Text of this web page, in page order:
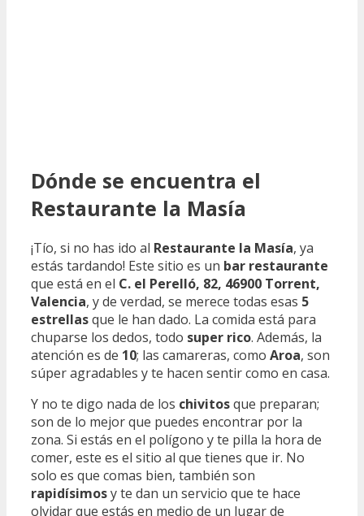
Dónde se encuentra el
Restaurante la Masía
¡Tío, si no has ido al Restaurante la Masía, ya
estás tardando! Este sitio es un bar restaurante
que está en el C. el Perelló, 82, 46900 Torrent,
Valencia, y de verdad, se merece todas esas 5
estrellasque le han dado. La comida está para
chuparse los dedos, todo super rico. Además, la
atención es de 10; las camareras, como Aroa, son
súper agradables y te hacen sentir como en casa.
Y no te digo nada de los chivitosque preparan;
son de lo mejor que puedes encontrar por la
zona. Si estás en el polígono y te pilla la hora de
comer, este es el sitio al que tienes que ir. No
solo es que comas bien, también son
rapidísimosy te dan un servicio que te hace
olvidar que estás en medio de un lugar de